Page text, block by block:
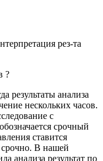
рез-та
?
результаты анализа
нескольких часов.
с
срочный
ставится
срочно. В нашей
анализа результат по